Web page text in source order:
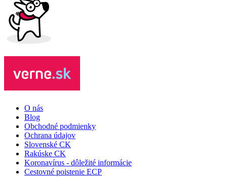
O nás
Blog
Obchodné podmienky
Ochrana údajov
Slovenské CK
Rakúske CK
Koronavírus - dôležité informácie
Cestovné poistenie ECP